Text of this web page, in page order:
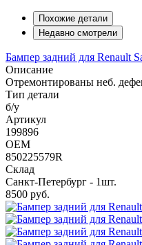
Похожие детали
Недавно смотрели
Бампер задний для Renault
Описание
Отремонтированы неб.
Тип детали
б/у
Артикул
199896
OEM
850225579R
Склад
Санкт-Петербург - 1шт.
8500 руб.